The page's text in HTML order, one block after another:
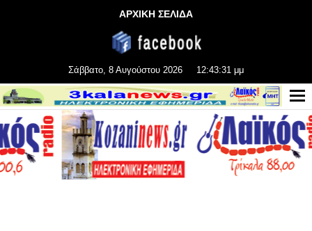
ΑΡΧΙΚΗ ΣΕΛΙΔΑ
Σάββατο, 8 Αυγούστου 2026 12:43:31 μμ